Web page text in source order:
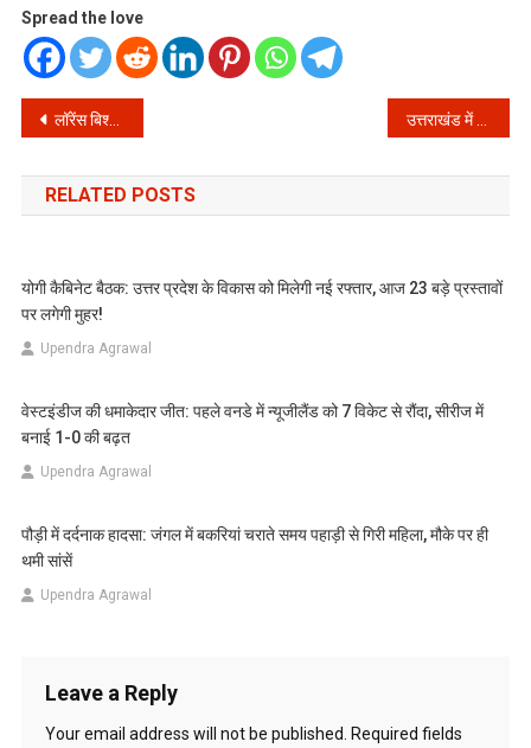
Spread the love
Post
navigation
लॉरेंस बिश्नोई गिरोह पर अमेरिका का शिकंजा: 9 गंभीर आरोप और 24 गुर्गे गिरफ्तार!
RELATED POSTS
योगी कैबिनेट बैठक: उत्तर प्रदेश के विकास को मिलेगी नई रफ्तार, आज 23 बड़े प्रस्तावों
पर लगेगी मुहर!
Upendra Agrawal
वेस्टइंडीज की धमाकेदार जीत: पहले वनडे में न्यूजीलैंड को 7 विकेट से रौंदा, सीरीज में
बनाई 1-0 की बढ़त
Upendra Agrawal
पौड़ी में दर्दनाक हादसा: जंगल में बकरियां चराते समय पहाड़ी से गिरी महिला, मौके पर ही
थमी सांसें
Upendra Agrawal
Leave a Reply
Your email address will not be published.
Required fields